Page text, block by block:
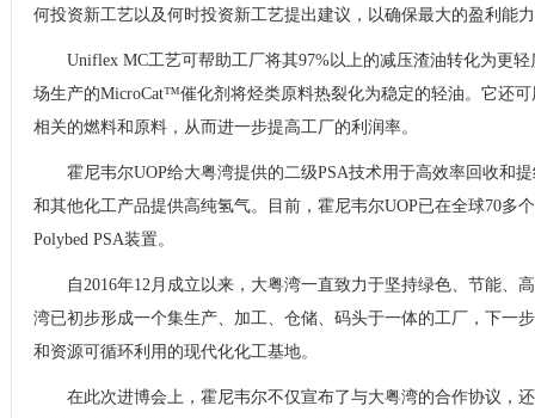
何投资新工艺以及何时投资新工艺提出建议，以确保最大的盈利能
Uniflex MC工艺可帮助工厂将其97%以上的减压渣油转化为更
场生产的MicroCat™催化剂将烃类原料热裂化为稳定的轻油。它还
相关的燃料和原料，从而进一步提高工厂的利润率。
霍尼韦尔UOP给大粤湾提供的二级PSA技术用于高效率回收和
和其他化工产品提供高纯氢气。目前，霍尼韦尔UOP已在全球70多
Polybed PSA装置。
自2016年12月成立以来，大粤湾一直致力于坚持绿色、节能、
湾已初步形成一个集生产、加工、仓储、码头于一体的工厂，下一
和资源可循环利用的现代化化工基地。
在此次进博会上，霍尼韦尔不仅宣布了与大粤湾的合作协议，